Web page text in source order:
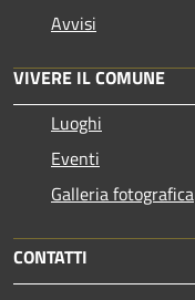
Avvisi
VIVERE IL COMUNE
Luoghi
Eventi
Galleria fotografica
CONTATTI